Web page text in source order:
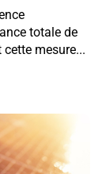
totale de
mesure...